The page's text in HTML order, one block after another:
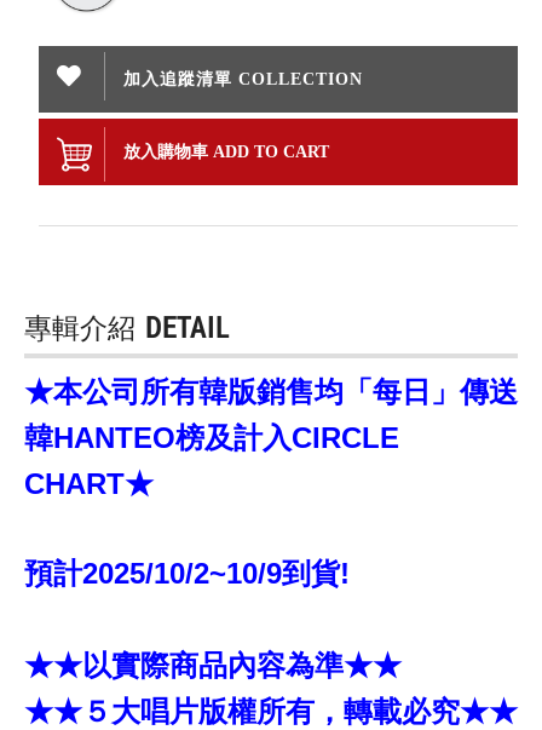
加入追蹤清單 COLLECTION
放入購物車 ADD TO CART
專輯介紹 DETAIL
★本公司所有韓版銷售均「每日」傳送
韓HANTEO榜及計入CIRCLE
CHART★
預計2025/10/2~10/9到貨!
★★以實際商品內容為準★★
★★５大唱片版權所有，轉載必究★★